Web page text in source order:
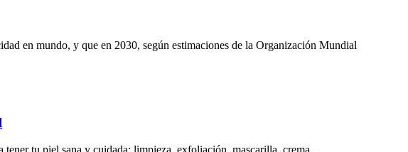
en mundo, y que en 2030, según estimaciones de la Organización Mundial